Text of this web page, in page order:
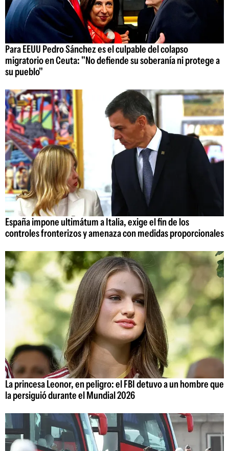
Para EEUU Pedro Sánchez es el culpable del colapso
migratorio en Ceuta: "No defiende su soberanía ni protege a
su pueblo"
España impone ultimátum a Italia, exige el fin de los
controles fronterizos y amenaza con medidas proporcionales
La princesa Leonor, en peligro: el FBI detuvo a un hombre que
la persiguió durante el Mundial 2026